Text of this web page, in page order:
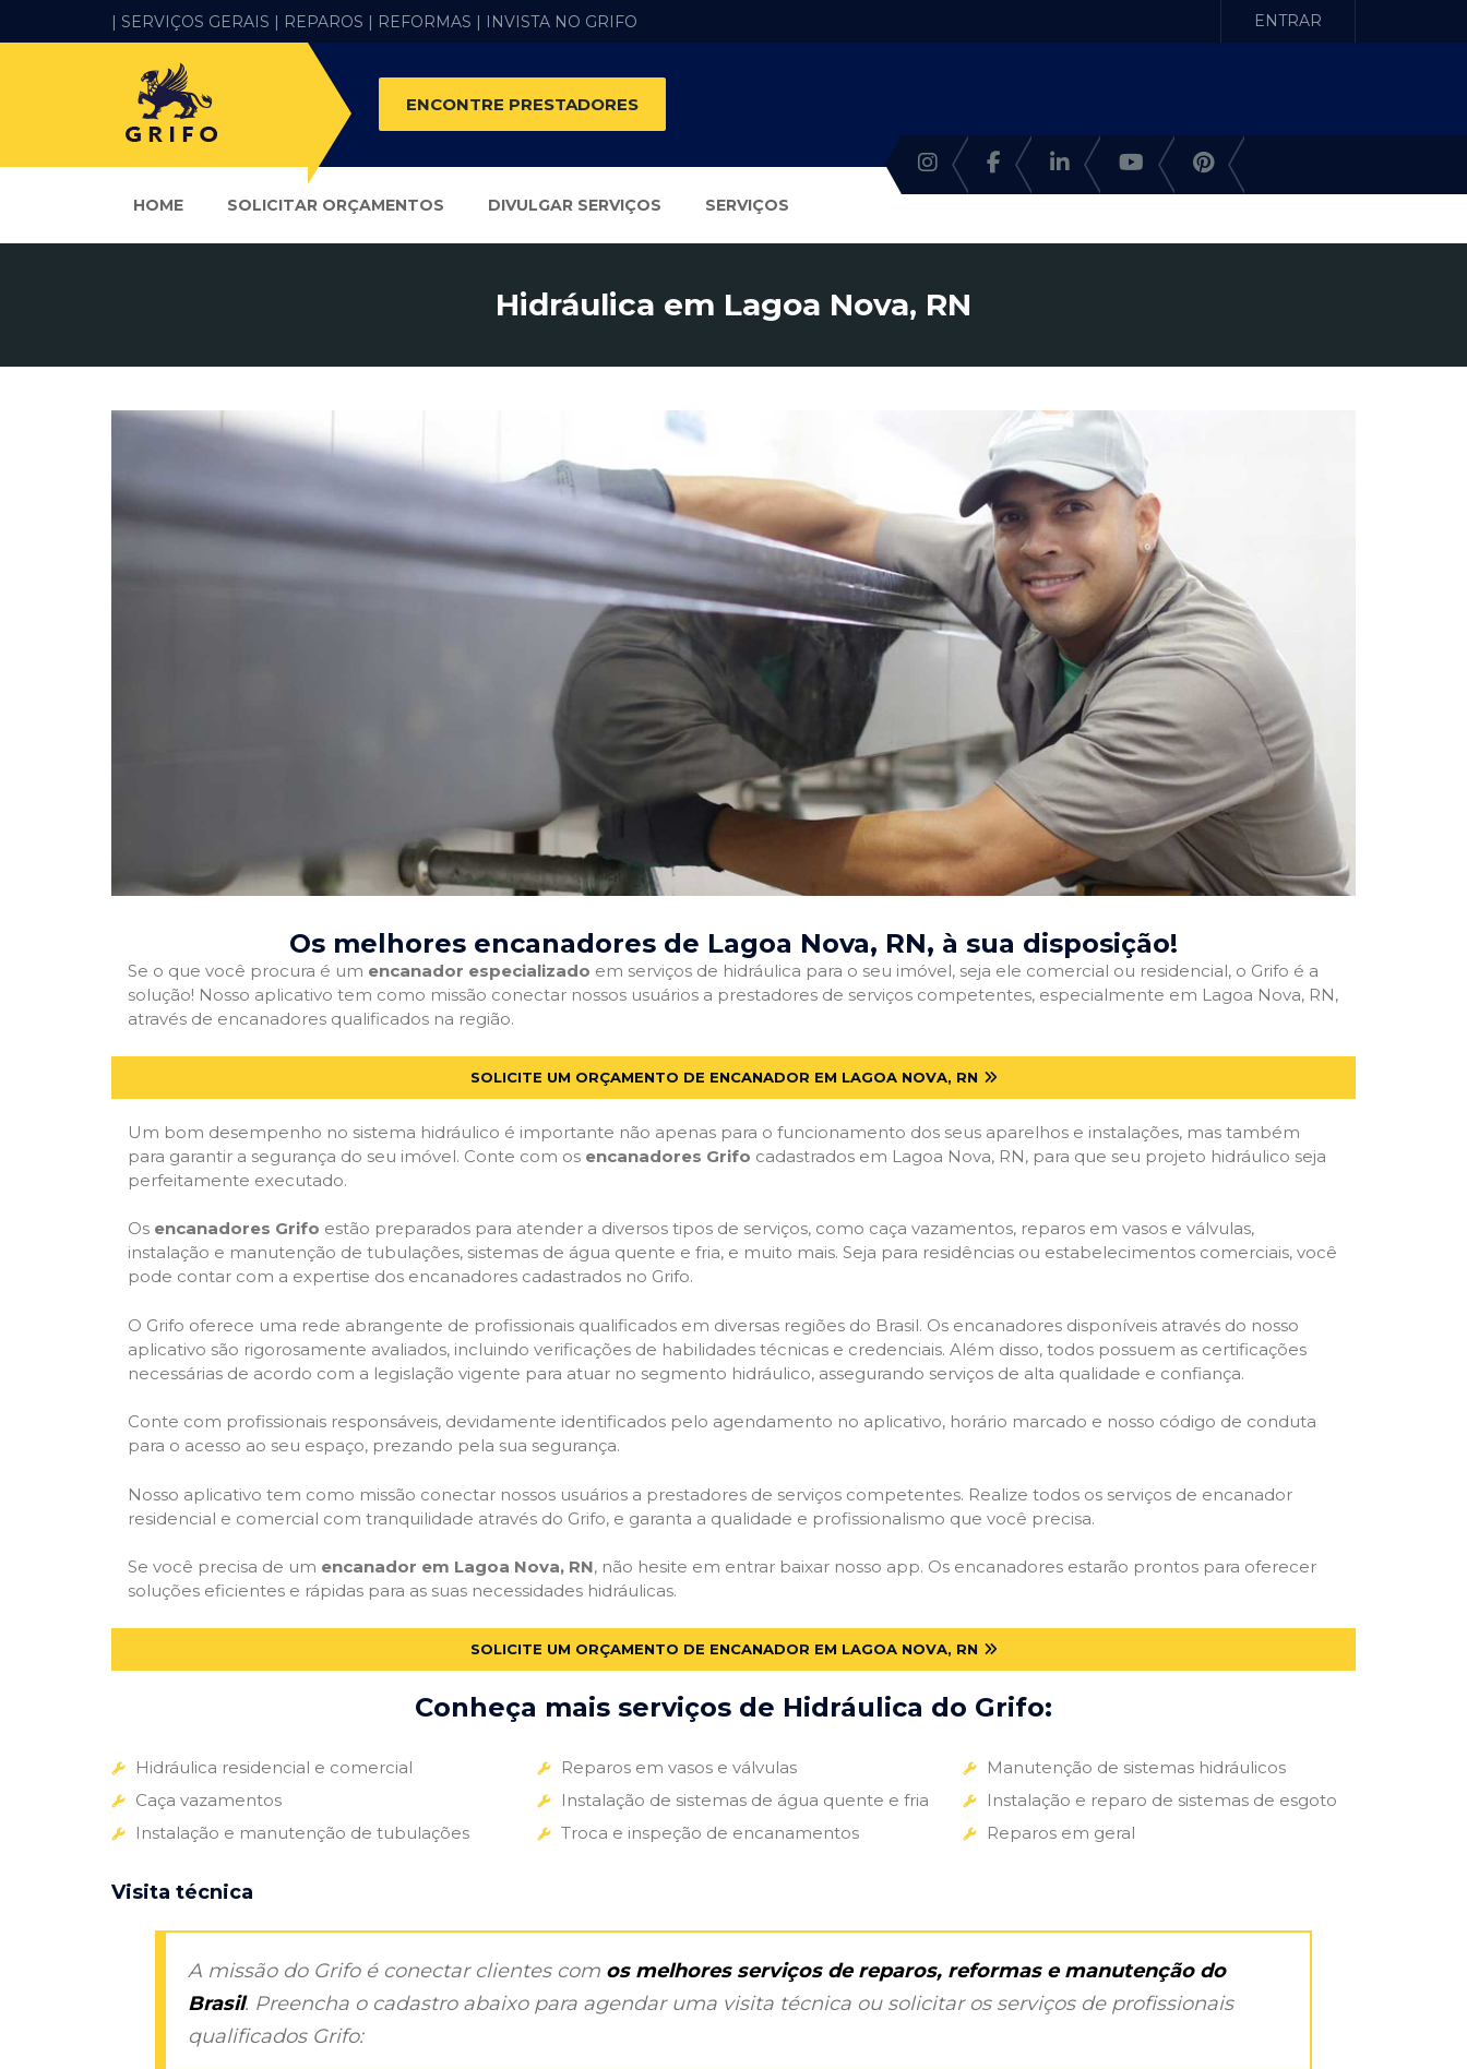
| SERVIÇOS GERAIS | REPAROS | REFORMAS | INVISTA NO GRIFO ENTRAR
ENCONTRE PRESTADORES
HOME SOLICITAR ORÇAMENTOS DIVULGAR SERVIÇOS SERVIÇOS
Hidráulica em Lagoa Nova, RN
Os melhores encanadores de Lagoa Nova, RN, à sua disposição!
Se o que você procura é um encanador especializado em serviços de hidráulica para o seu imóvel, seja ele comercial ou residencial, o Grifo é a
solução! Nosso aplicativo tem como missão conectar nossos usuários a prestadores de serviços competentes, especialmente em Lagoa Nova, RN,
através de encanadores qualificados na região.
SOLICITE UM ORÇAMENTO DE ENCANADOR EM LAGOA NOVA, RN
Um bom desempenho no sistema hidráulico é importante não apenas para o funcionamento dos seus aparelhos e instalações, mas também
para garantir a segurança do seu imóvel. Conte com os encanadores Grifo cadastrados em Lagoa Nova, RN, para que seu projeto hidráulico seja
perfeitamente executado.
Os encanadores Grifo estão preparados para atender a diversos tipos de serviços, como caça vazamentos, reparos em vasos e válvulas,
instalação e manutenção de tubulações, sistemas de água quente e fria, e muito mais. Seja para residências ou estabelecimentos comerciais, você
pode contar com a expertise dos encanadores cadastrados no Grifo.
O Grifo oferece uma rede abrangente de profissionais qualificados em diversas regiões do Brasil. Os encanadores disponíveis através do nosso
aplicativo são rigorosamente avaliados, incluindo verificações de habilidades técnicas e credenciais. Além disso, todos possuem as certificações
necessárias de acordo com a legislação vigente para atuar no segmento hidráulico, assegurando serviços de alta qualidade e confiança.
Conte com profissionais responsáveis, devidamente identificados pelo agendamento no aplicativo, horário marcado e nosso código de conduta
para o acesso ao seu espaço, prezando pela sua segurança.
Nosso aplicativo tem como missão conectar nossos usuários a prestadores de serviços competentes. Realize todos os serviços de encanador
residencial e comercial com tranquilidade através do Grifo, e garanta a qualidade e profissionalismo que você precisa.
Se você precisa de um encanador em Lagoa Nova, RN, não hesite em entrar baixar nosso app. Os encanadores estarão prontos para oferecer
soluções eficientes e rápidas para as suas necessidades hidráulicas.
SOLICITE UM ORÇAMENTO DE ENCANADOR EM LAGOA NOVA, RN
Conheça mais serviços de Hidráulica do Grifo:
Hidráulica residencial e comercial
Caça vazamentos
Instalação e manutenção de tubulações
Reparos em vasos e válvulas
Instalação de sistemas de água quente e fria
Troca e inspeção de encanamentos
Manutenção de sistemas hidráulicos
Instalação e reparo de sistemas de esgoto
Reparos em geral
Visita técnica
A missão do Grifo é conectar clientes com os melhores serviços de reparos, reformas e manutenção do
Brasil. Preencha o cadastro abaixo para agendar uma visita técnica ou solicitar os serviços de profissionais
qualificados Grifo: